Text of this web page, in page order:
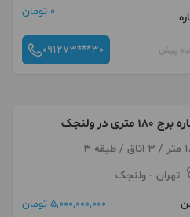
0 تومان
091273***30
180 متری در ولنجک
3
تهران - ولنجک
5,000,000,000 تومان